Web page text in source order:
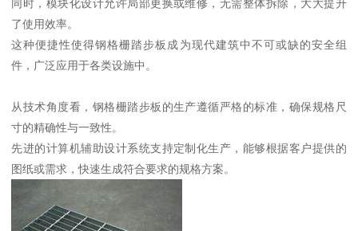
同时，模块化设计允许局部更换或维修，无需整体拆除，大大提升
了使用效率。
这种便捷性使得钢格栅踏步板成为现代建筑中不可或缺的安全组
件，广泛应用于各类设施中。
从技术角度看，钢格栅踏步板的生产遵循严格的标准，确保规格尺
寸的精确性与一致性。
先进的计算机辅助设计系统支持定制化生产，能够根据客户提供的
图纸或需求，快速生成符合要求的规格方案。